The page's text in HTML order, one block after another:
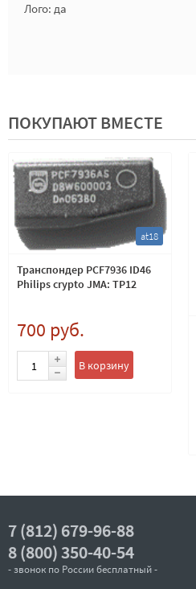
Лого: да
ПОКУПАЮТ ВМЕСТЕ
at18
Транспондер PCF7936 ID46
Philips crypto JMA: TP12
700 руб.
В корзину
7 (812) 679-96-88
8 (800) 350-40-54
- звонок по России бесплатный -